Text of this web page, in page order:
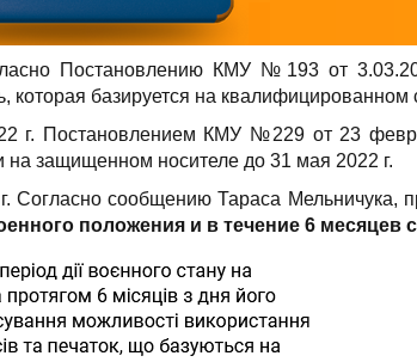
Постановлению КМУ №193 от
которая базируется на
г. Постановлением КМУ №229 от 23
на защищенном носителе до 31 мая 2022 г.
Согласно сообщению Тараса Мельничука,
положения и в течение 6